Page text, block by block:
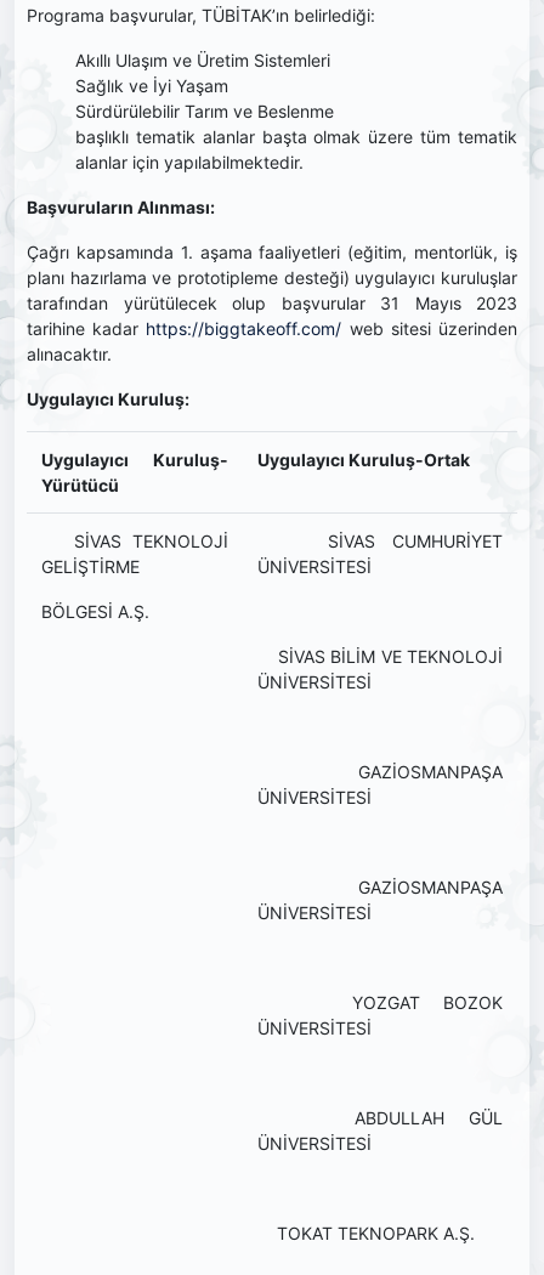
Programa başvurular, TÜBİTAK’ın belirlediği:
Akıllı Ulaşım ve Üretim Sistemleri
Sağlık ve İyi Yaşam
Sürdürülebilir Tarım ve Beslenme
başlıklı tematik alanlar başta olmak üzere tüm tematik
alanlar için yapılabilmektedir.
Başvuruların Alınması:
Çağrı kapsamında 1. aşama faaliyetleri (eğitim, mentorlük, iş
planı hazırlama ve prototipleme desteği) uygulayıcı kuruluşlar
tarafından yürütülecek olup başvurular 31 Mayıs 2023
tarihine kadar https://biggtakeoff.com/ web sitesi üzerinden
alınacaktır.
Uygulayıcı Kuruluş:
Uygulayıcı Kuruluş-
Yürütücü
Uygulayıcı Kuruluş-Ortak
SİVAS TEKNOLOJİ
GELİŞTİRME
BÖLGESİ A.Ş.
SİVAS CUMHURİYET
ÜNİVERSİTESİ
SİVAS BİLİM VE TEKNOLOJİ
ÜNİVERSİTESİ
GAZİOSMANPAŞA
ÜNİVERSİTESİ
GAZİOSMANPAŞA
ÜNİVERSİTESİ
YOZGAT BOZOK
ÜNİVERSİTESİ
ABDULLAH GÜL
ÜNİVERSİTESİ
TOKAT TEKNOPARK A.Ş.